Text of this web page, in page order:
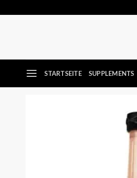
STARTSEITE SUPPLEMENTS